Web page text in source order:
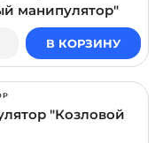
манипулятор"
В КОРЗИНУ
"Козловой